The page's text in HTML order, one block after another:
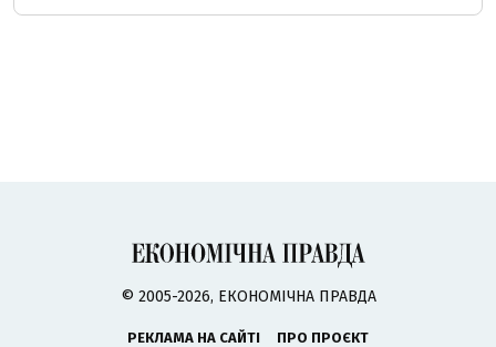
© 2005-2026, ЕКОНОМІЧНА ПРАВДА
РЕКЛАМА НА САЙТІ
ПРО ПРОЄКТ